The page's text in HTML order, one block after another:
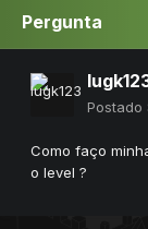
Pergunta
Postado
Como faço
o level ?